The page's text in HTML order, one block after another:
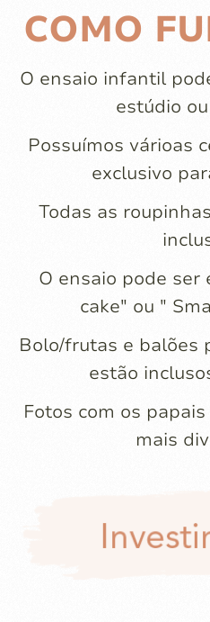
COMO
O ensaio infantil
estúdio
Possuímos várioas
exclusivo
Todas as
O ensaio pode ser
cake" ou "
Bolo/frutas e balões
estão
Fotos com os
mais